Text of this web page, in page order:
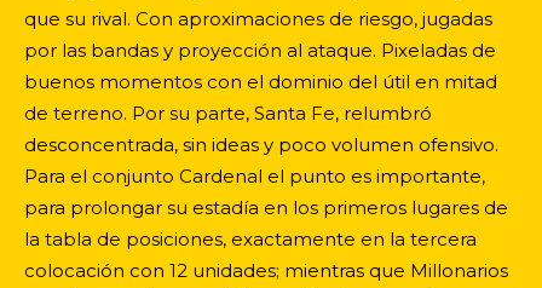
que su rival. Con aproximaciones de riesgo, jugadas
por las bandas y proyección al ataque. Pixeladas de
buenos momentos con el dominio del útil en mitad
de terreno. Por su parte, Santa Fe, relumbró
desconcentrada, sin ideas y poco volumen ofensivo.
Para el conjunto Cardenal el punto es importante,
para prolongar su estadía en los primeros lugares de
la tabla de posiciones, exactamente en la tercera
colocación con 12 unidades; mientras que Millonarios